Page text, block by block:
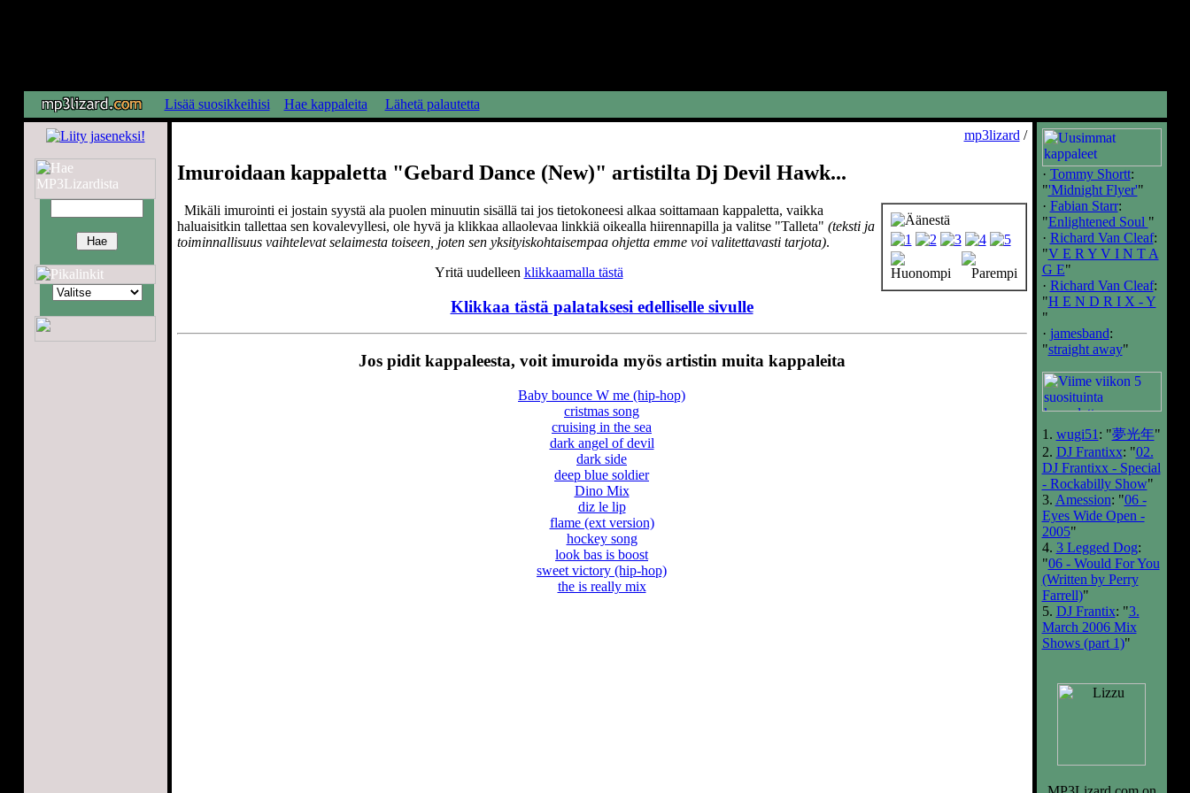
Lisää suosikkeihisi Hae kappaleita Lähetä palautetta
mp3lizard /
Imuroidaan kappaletta "Gebard Dance (New)" artistilta Dj Devil Hawk...
Mikäli imurointi ei jostain syystä ala puolen minuutin sisällä tai jos tietokoneesi alkaa soittamaan kappaletta, vaikka
haluaisitkin tallettaa sen kovalevyllesi, ole hyvä ja klikkaa allaolevaa linkkiä oikealla hiirennapilla ja valitse "Talleta" (teksti ja
toiminnallisuus vaihtelevat selaimesta toiseen, joten sen yksityiskohtaisempaa ohjetta emme voi valitettavasti tarjota).
Yritä uudelleen klikkaamalla tästä
Klikkaa tästä palataksesi edelliselle sivulle
Jos pidit kappaleesta, voit imuroida myös artistin muita kappaleita
Baby bounce W me (hip-hop)
cristmas song
cruising in the sea
dark angel of devil
dark side
deep blue soldier
Dino Mix
diz le lip
flame (ext version)
hockey song
look bas is boost
sweet victory (hip-hop)
the is really mix
· Tommy Shortt:
"'Midnight Flyer'"
· Fabian Starr:
"Enlightened Soul "
· Richard Van Cleaf:
"V E R Y V I N T A
G E"
· Richard Van Cleaf:
"H E N D R I X - Y
"
· jamesband:
"straight away"
1. wugi51 : "夢光年"
2. DJ Frantixx: "02.
DJ Frantixx - Special
- Rockabilly Show"
3. Amession: "06 -
Eyes Wide Open -
2005"
4. 3 Legged Dog:
"06 - Would For You
(Written by Perry
Farrell)"
5. DJ Frantix: "3.
March 2006 Mix
Shows (part 1)"